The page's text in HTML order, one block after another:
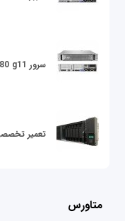
سرور dl380 g11
تعمیر
متاورس